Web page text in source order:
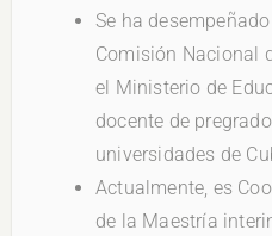
Se ha
Comisión Nacional
el Ministerio de
docente de
universidades de
Actualmente, es
de la Maestría